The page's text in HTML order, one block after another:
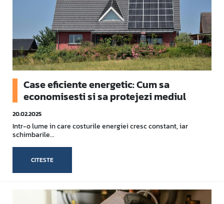
Case eficiente energetic: Cum sa
economisesti si sa protejezi mediul
20.02.2025
Intr-o lume in care costurile energiei cresc constant, iar
schimbarile...
CITESTE